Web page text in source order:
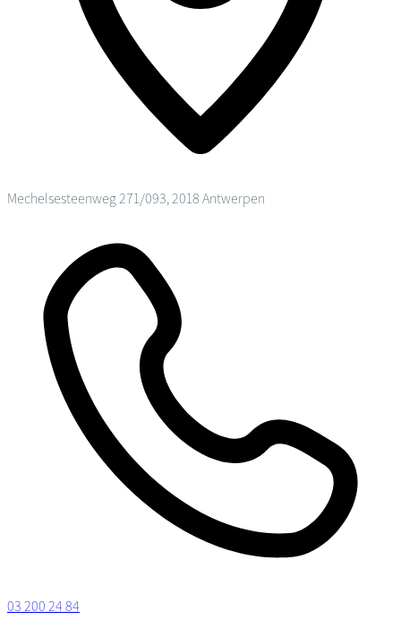
Mechelsesteenweg 271/093, 2018 Antwerpen
03 200 24 84